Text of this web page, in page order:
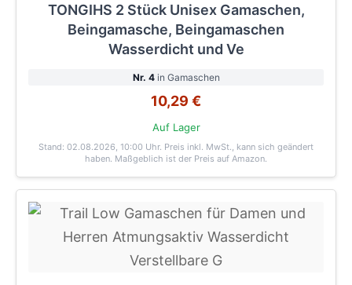
TONGIHS 2 Stück Unisex Gamaschen,
Beingamasche, Beingamaschen
Wasserdicht und Ve
Nr. 4in Gamaschen
10,29 €
Auf Lager
Stand: 02.08.2026, 10:00 Uhr. Preis inkl. MwSt., kann sich geändert
haben. Maßgeblich ist der Preis auf Amazon.